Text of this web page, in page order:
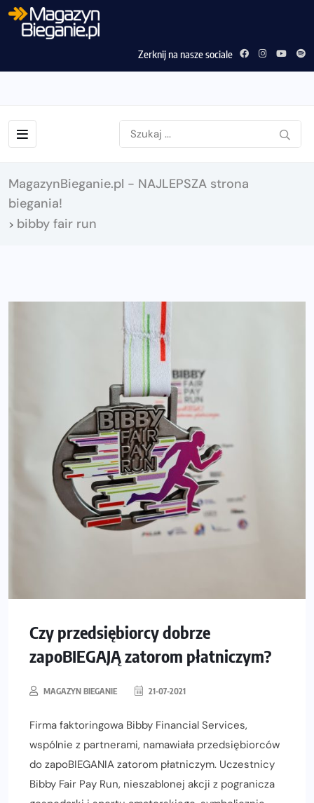
Zerknij na nasze sociale
MagazynBieganie.pl - NAJLEPSZA strona
biegania!
> bibby fair run
Czy przedsiębiorcy dobrze
zapoBIEGAJĄ zatorom płatniczym?
MAGAZYN BIEGANIE 21-07-2021
Firma faktoringowa Bibby Financial Services,
wspólnie z partnerami, namawiała przedsiębiorców
do zapoBIEGANIA zatorom płatniczym. Uczestnicy
Bibby Fair Pay Run, nieszablonej akcji z pogranicza